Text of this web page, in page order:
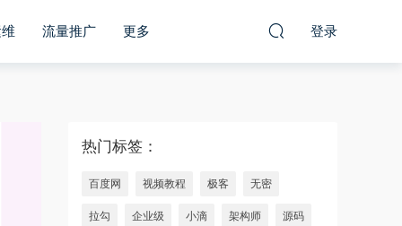
流量推广 更多 登录
热门标签：
百度网 视频教程 极客 无密
拉勾 企业级 小滴 架构师 源码